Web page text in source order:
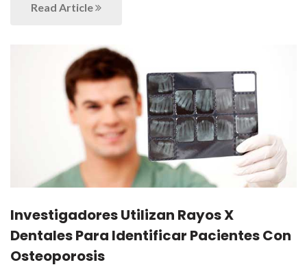
Read Article
Investigadores Utilizan Rayos X
Dentales Para Identificar Pacientes Con
Osteoporosis